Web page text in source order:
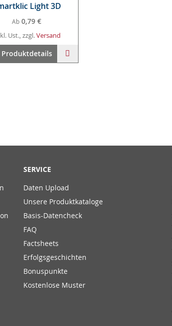
Light 3D
Ab 0,79 €
Ust., zzgl.Versand
Warenkorb
Produktdetails
HINZUFÜGEN
SERVICE
Daten Upload
Unsere Produktkataloge
Basis-Datencheck
FAQ
Factsheets
Erfolgsgeschichten
Bonuspunkte
Kostenlose Muster